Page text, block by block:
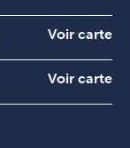
Voir carte
Voir carte